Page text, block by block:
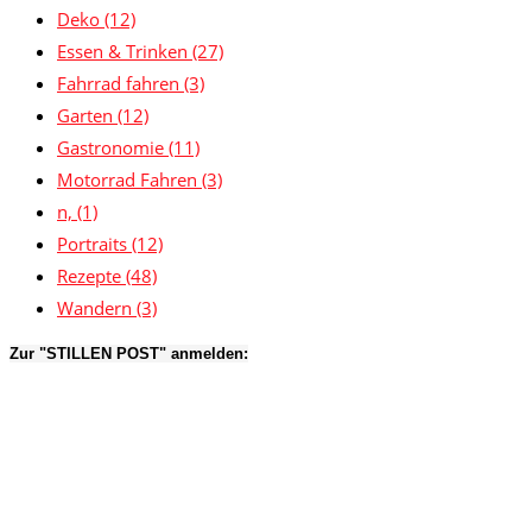
Deko (12)
Essen & Trinken (27)
Fahrrad fahren (3)
Garten (12)
Gastronomie (11)
Motorrad Fahren (3)
n, (1)
Portraits (12)
Rezepte (48)
Wandern (3)
Zur "STILLEN POST" anmelden: